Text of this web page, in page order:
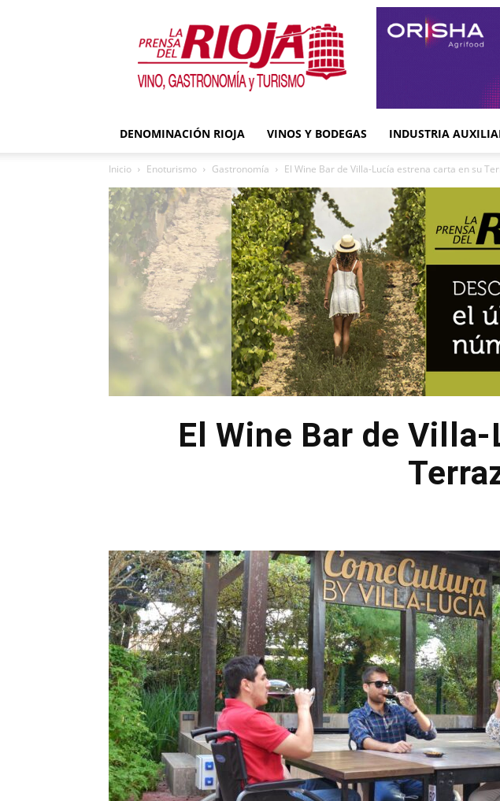
La
Prensa
del
Rioja
DENOMINACIÓN RIOJA VINOS Y BODEGAS INDUSTRIA
Inicio Enoturismo Gastronomía El Wine Bar de Villa-Lucía estrena carta en su
El Wine Bar de